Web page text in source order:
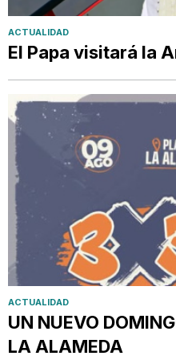
ACTUALIDAD
El Papa visitará la
ACTUALIDAD
UN NUEVO
LA ALAMEDA